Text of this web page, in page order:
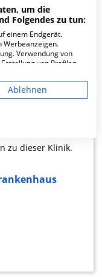
Auslastung
zu dieser Klinik.
um die
Folgendes zu tun:
einem Endgerät.
Werbeanzeigen.
Verwendung von
von Profilen
Messung der
durch Statistiken
Quellen. Entwicklung
Daten zur
für diese
Ablehnen